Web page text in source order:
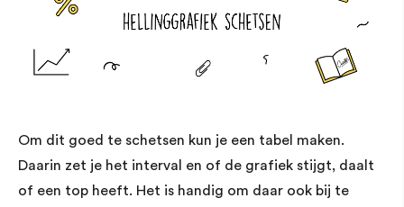
Om dit goed te schetsen kun je een tabel maken.
Daarin zet je het interval en of de grafiek stijgt, daalt
of een top heeft. Het is handig om daar ook bij te